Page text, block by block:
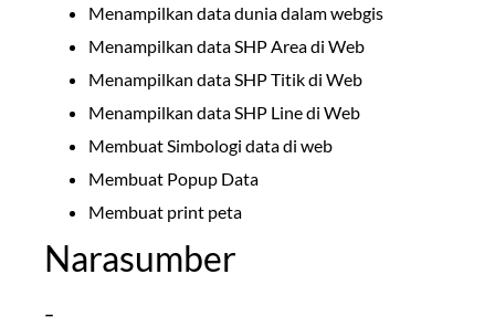
Menampilkan data dunia dalam webgis
Menampilkan data SHP Area di Web
Menampilkan data SHP Titik di Web
Menampilkan data SHP Line di Web
Membuat Simbologi data di web
Membuat Popup Data
Membuat print peta
Narasumber
–